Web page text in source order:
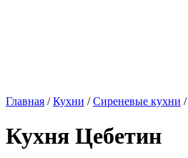
Главная /Кухни /Сиреневые кухни
Кухня Цебетин